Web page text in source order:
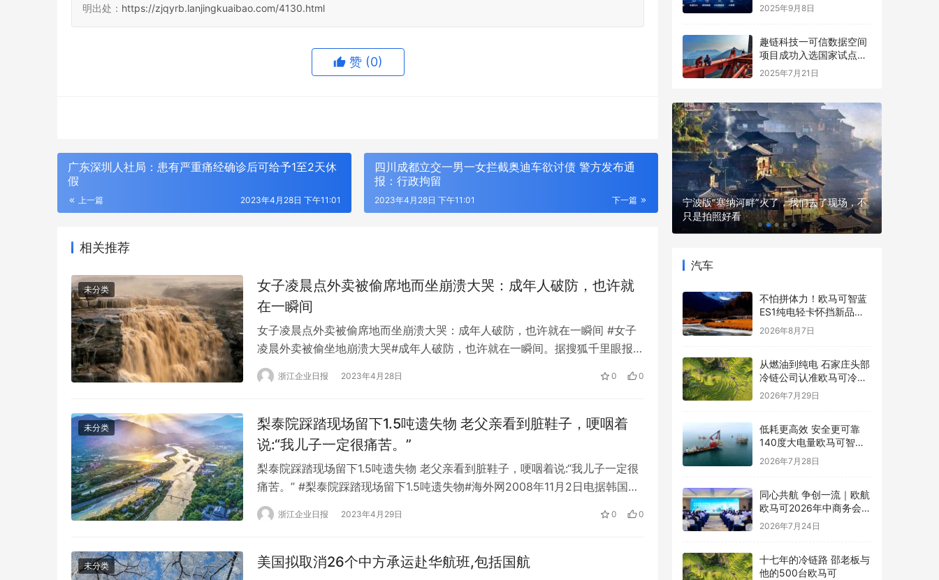
明出处： https://zjqyrb.lanjingkuaibao.com/4130.html
赞 (0)
广东深圳人社局：患有严重痛经确诊后可给予1至2天休
假
上一篇 2023年4月28日 下午11:01
四川成都立交一男一女拦截奥迪车欲讨债 警方发布通
报：行政拘留
下一篇
2023年4月28日 下午11:01
相关推荐
未分类
女子凌晨点外卖被偷席地而坐崩溃大哭：成年人破防，也许就
在一瞬间
女子凌晨点外卖被偷席地而坐崩溃大哭：成年人破防，也许就在一瞬间 #女子
凌晨外卖被偷坐地崩溃大哭#成年人破防，也许就在一瞬间。据搜狐千里眼报
道，11月9日，福建福州一网友在凌晨3点捕捉到一女子坐在地上哭泣的视频。
她的声音撕心裂肺，她在发言中提到了“谁偷了我的外卖”。 目击者说，看样子
论说: …
浙江企业日报 2023年4月28日 0 0
未分类
梨泰院踩踏现场留下1.5吨遗失物 老父亲看到脏鞋子，哽咽着
说:“我儿子一定很痛苦。”
梨泰院踩踏现场留下1.5吨遗失物 老父亲看到脏鞋子，哽咽着说:“我儿子一定很
痛苦。” #梨泰院踩踏现场留下1.5吨遗失物#海外网2008年11月2日电据韩国
《东亚日报》11月2日报道，首尔梨泰院踩踏事故发生后，韩国警方在现场收集
了1.5吨失物，并开设了24小时失物招领处。在过去的几天里，幸存者和遇难者
浙江企业日报 2023年4月29日 0 0
未分类 美国拟取消26个中方承运赴华航班,包括国航
2025年9月8日
趣链科技一可信数据空间
项目成功入选国家试点名
单
2025年7月21日
刻丝工艺，东方金艺｜君佩黄金杭州大厦
店，以匠心重释高奢黄金
CTHULHU：让时尚包袋成为都市女性的风
格轮廓
宁波版“塞纳河畔”火了，我们去了现场，不
只是拍照好看
汽车
不怕拼体力！欧马可智蓝
ES1纯电轻卡怀挡新品解
锁舒适高效运营新体验
2026年8月7日
从燃油到纯电 石家庄头部
冷链公司认准欧马可冷藏
车
2026年7月29日
低耗更高效 安全更可靠
140度大电量欧马可智蓝
ES1纯电轻卡怀挡新品亮
2026年7月28日
同心共航 争创一流｜欧航
欧马可2026年中商务会暨
战略研讨会圆满召开
2026年7月24日
十七年的冷链路 邵老板与
他的500台欧马可